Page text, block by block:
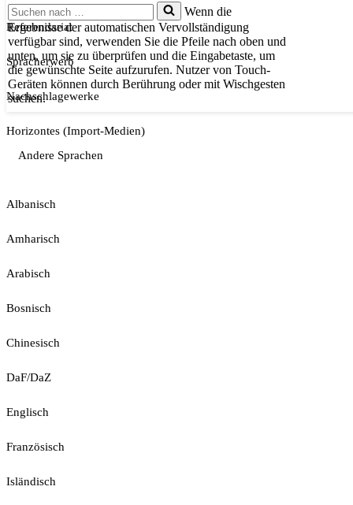
Suchen
nach …
Wenn die
Ergebnisse der automatischen Vervollständigung
verfügbar sind, verwenden Sie die Pfeile nach oben und
unten, um sie zu überprüfen und die Eingabetaste, um
die gewünschte Seite aufzurufen. Nutzer von Touch-
Geräten können durch Berührung oder mit Wischgesten
suchen.
Referendariat
Spracherwerb
Nachschlagewerke
Horizontes (Import-Medien)
Andere Sprachen
Albanisch
Amharisch
Arabisch
Bosnisch
Chinesisch
DaF/DaZ
Englisch
Französisch
Isländisch